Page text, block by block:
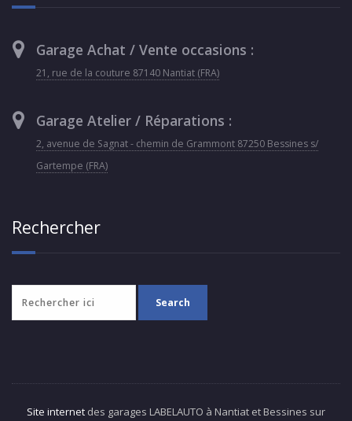
Garage Achat / Vente occasions :
21, rue de la couture 87140 Nantiat (FRA)
Garage Atelier / Réparations :
2, avenue de Sagnat - chemin de Grammont 87250 Bessines s/
Gartempe (FRA)
Rechercher
Site internet des garages LABELAUTO à Nantiat et Bessines sur